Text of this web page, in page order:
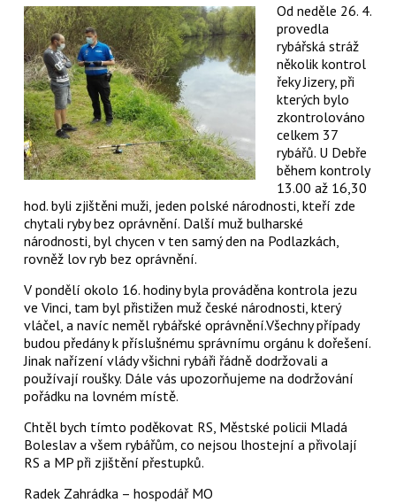
Od neděle 26. 4.
provedla
rybářská stráž
několik kontrol
řeky Jizery, při
kterých bylo
zkontrolováno
celkem 37
rybářů. U Debře
během kontroly
13.00 až 16,30
hod. byli zjištěni muži, jeden polské národnosti, kteří zde
chytali ryby bez oprávnění. Další muž bulharské
národnosti, byl chycen v ten samý den na Podlazkách,
rovněž lov ryb bez oprávnění.
V pondělí okolo 16. hodiny byla prováděna kontrola jezu
ve Vinci, tam byl přistižen muž české národnosti, který
vláčel, a navíc neměl rybářské oprávnění.Všechny případy
budou předány k příslušnému správnímu orgánu k dořešení.
Jinak nařízení vlády všichni rybáři řádně dodržovali a
používají roušky. Dále vás upozorňujeme na dodržování
pořádku na lovném místě.
Chtěl bych tímto poděkovat RS, Městské policii Mladá
Boleslav a všem rybářům, co nejsou lhostejní a přivolají
RS a MP při zjištění přestupků.
Radek Zahrádka – hospodář MO